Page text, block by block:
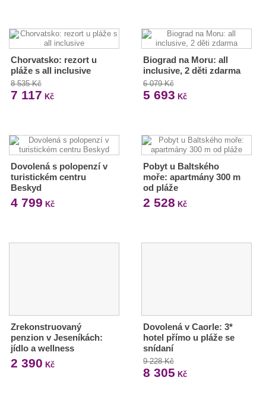
Chorvatsko: rezort u
pláže s all inclusive
8 535 Kč
7 117 Kč
Biograd na Moru: all
inclusive, 2 děti zdarma
6 079 Kč
5 693 Kč
Dovolená s polopenzí v
turistickém centru
Beskyd
4 799 Kč
Pobyt u Baltského
moře: apartmány 300 m
od pláže
2 528 Kč
Zrekonstruovaný
penzion v Jeseníkách:
jídlo a wellness
2 390 Kč
Dovolená v Caorle: 3*
hotel přímo u pláže se
snídaní
9 228 Kč
8 305 Kč